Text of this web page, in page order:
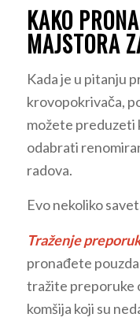
KAKO
MAJSTORA
Kada je u pitanju
krovopokrivača,
možete preduzeti
odabrati
radova.
Evo nekoliko
Traženje
pronađete
tražite preporuke
komšija koji su